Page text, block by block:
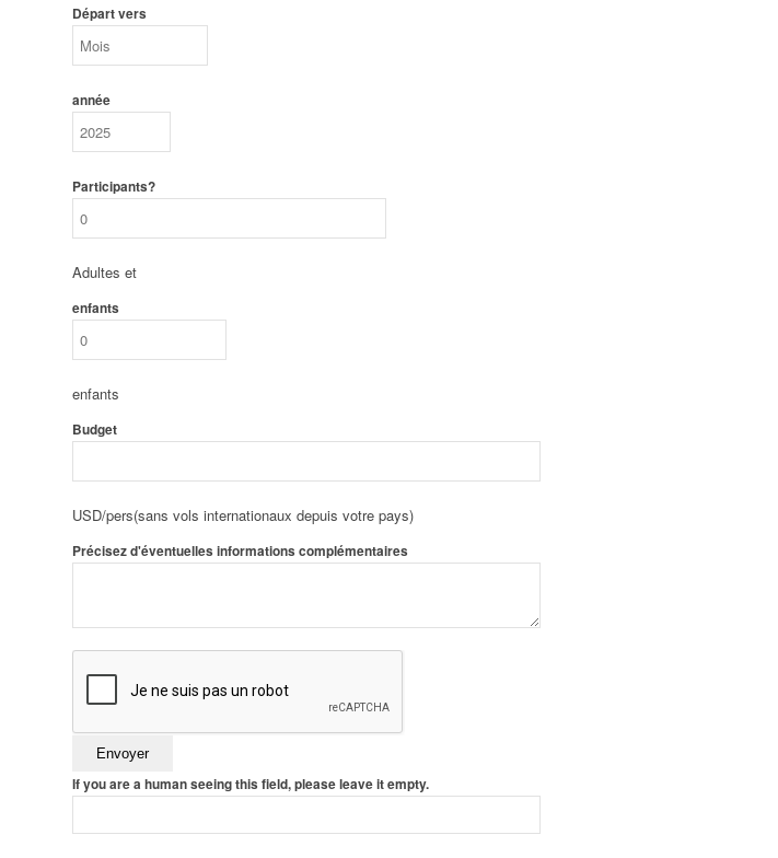
Départ vers
année
Participants?
Adultes et
enfants
enfants
Budget
USD/pers(sans vols internationaux depuis votre pays)
Précisez d'éventuelles informations complémentaires
If you are a human seeing this field, please leave it empty.